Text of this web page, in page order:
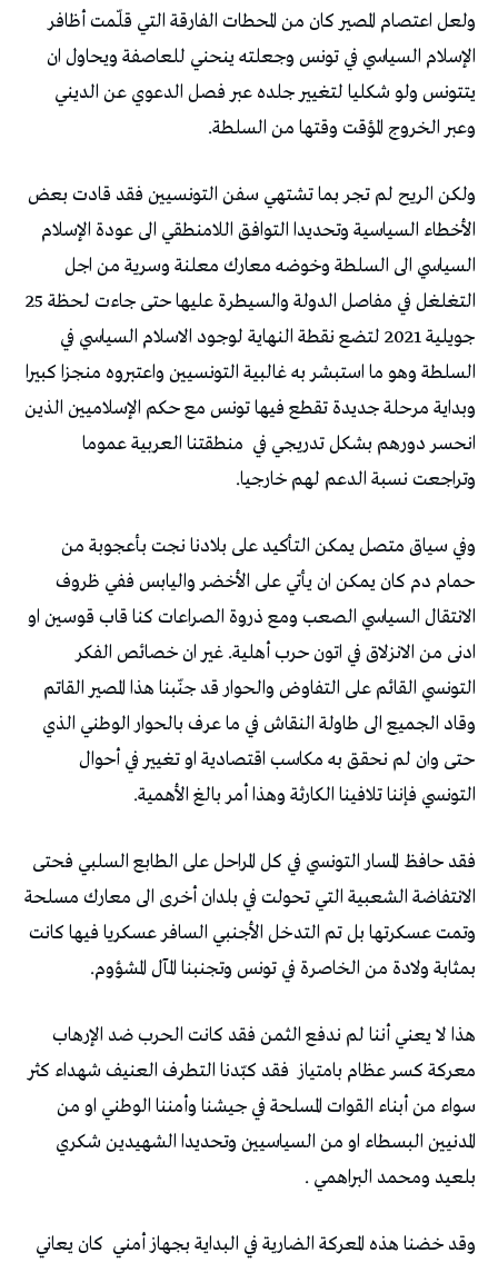
ولعل اعتصام المصير كان من المحطات الفارقة التي قلّمت أظافر
الإسلام السياسي في تونس وجعلته ينحني للعاصفة ويحاول ان
يتتونس ولو شكليا لتغيير جلده عبر فصل الدعوي عن الديني
وعبر الخروج المؤقت وقتها من السلطة.
ولكن الريح لم تجر بما تشتهي سفن التونسيين فقد قادت بعض
الأخطاء السياسية وتحديدا التوافق اللامنطقي الى عودة الإسلام
السياسي الى السلطة وخوضه معارك معلنة وسرية من اجل
التغلغل في مفاصل الدولة والسيطرة عليها حتى جاءت لحظة 25
جويلية 2021 لتضع نقطة النهاية لوجود الاسلام السياسي في
السلطة وهو ما استبشر به غالبية التونسيين واعتبروه منجزا كبيرا
وبداية مرحلة جديدة تقطع فيها تونس مع حكم الإسلاميين الذين
انحسر دورهم بشكل تدريجي في منطقتنا العربية عموما
وتراجعت نسبة الدعم لهم خارجيا.
وفي سياق متصل يمكن التأكيد على بلادنا نجت بأعجوبة من
حمام دم كان يمكن ان يأتي على الأخضر واليابس ففي ظروف
الانتقال السياسي الصعب ومع ذروة الصراعات كنا قاب قوسين او
ادنى من الانزلاق في اتون حرب أهلية. غير ان خصائص الفكر
التونسي القائم على التفاوض والحوار قد جنّبنا هذا المصير القاتم
وقاد الجميع الى طاولة النقاش في ما عرف بالحوار الوطني الذي
حتى وان لم نحقق به مكاسب اقتصادية او تغيير في أحوال
التونسي فإننا تلافينا الكارثة وهذا أمر بالغ الأهمية.
فقد حافظ المسار التونسي في كل المراحل على الطابع السلبي فحتى
الانتفاضة الشعبية التي تحولت في بلدان أخرى الى معارك مسلحة
وتمت عسكرتها بل تم التدخل الأجنبي السافر عسكريا فيها كانت
بمثابة ولادة من الخاصرة في تونس وتجنبنا المآل المشؤوم.
هذا لا يعني أننا لم ندفع الثمن فقد كانت الحرب ضد الإرهاب
معركة كسر عظام بامتياز فقد كبّدنا التطرف العنيف شهداء كثر
سواء من أبناء القوات المسلحة في جيشنا وأمننا الوطني او من
المدنيين البسطاء او من السياسيين وتحديدا الشهيدين شكري
بلعيد ومحمد البراهمي .
وقد خضنا هذه المعركة الضارية في البداية بجهاز أمني كان يعاني